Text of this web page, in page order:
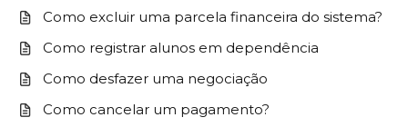
Como excluir uma parcela financeira do sistema?
Como registrar alunos em dependência
Como desfazer uma negociação
Como cancelar um pagamento?